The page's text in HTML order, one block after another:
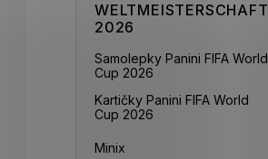
WELTMEISTERSCHAFT
2026
Samolepky Panini FIFA World
Cup 2026
Kartičky Panini FIFA World
Cup 2026
Minix